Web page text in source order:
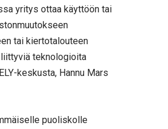
yritys ottaa käyttöön tai
tai kiertotalouteen
teknologioita
keskusta, Hannu Mars
puoliskolle